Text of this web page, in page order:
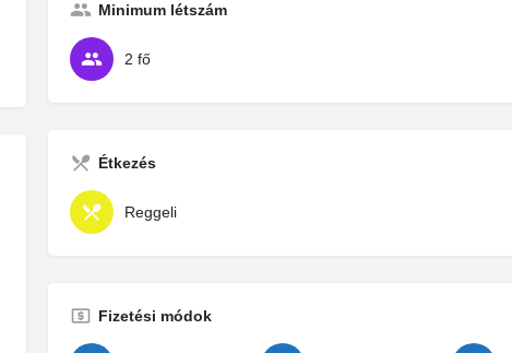
Minimum létszám
2 fő
Étkezés
Reggeli
Fizetési módok